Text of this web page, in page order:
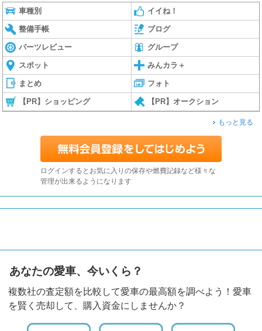
車種別 イイね！
整備手帳 ブログ
パーツレビュー グループ
スポット みんカラ＋
まとめ フォト
【PR】ショッピング 【PR】オークション
もっと見る
ログインするとお気に入りの保存や燃費記録など様々な
管理が出来るようになります
あなたの愛車、今いくら？
複数社の査定額を比較して愛車の最高額を調べよう！愛車
を賢く売却して、購入資金にしませんか？